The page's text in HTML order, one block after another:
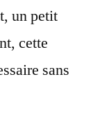
un petit
cette
sans